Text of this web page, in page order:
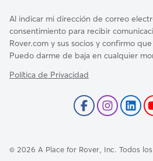
Al indicar mi dirección de correo
consentimiento para recibir
Rover.com y sus socios y confirmo
Puedo darme de baja en cualquier
Política de Privacidad
© 2026 A Place for Rover, Inc. Todos